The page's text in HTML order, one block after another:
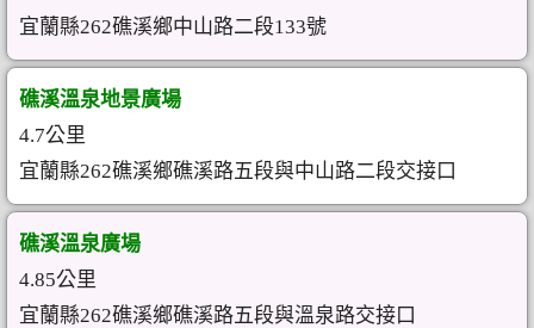
宜蘭縣262礁溪鄉中山路二段133號
礁溪溫泉地景廣場
4.7公里
宜蘭縣262礁溪鄉礁溪路五段與中山路二段交接口
礁溪溫泉廣場
4.85公里
宜蘭縣262礁溪鄉礁溪路五段與溫泉路交接口